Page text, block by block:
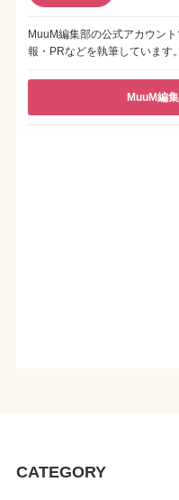
MuuM編集部の公式アカウン
報・PRなどを執筆しています。
MuuM編
CATEGORY